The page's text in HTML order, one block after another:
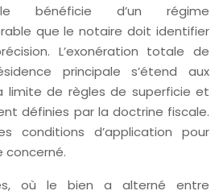
bénéficie d’un régime
que le notaire doit identifier
L’exonération totale de
principale s’étend aux
limite de règles de superficie et
définies par la doctrine fiscale.
conditions d’application pour
concerné.
où le bien a alterné entre